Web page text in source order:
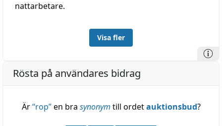
nattarbetare.
Visa fler
Rösta på användares bidrag
Är“rop”en bra synonym till ordetauktionsbud?